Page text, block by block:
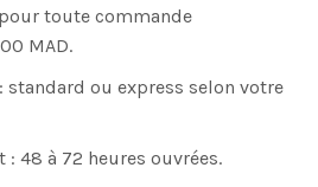
toute commande
MAD.
ou express selon votre
48 à 72 heures ouvrées.